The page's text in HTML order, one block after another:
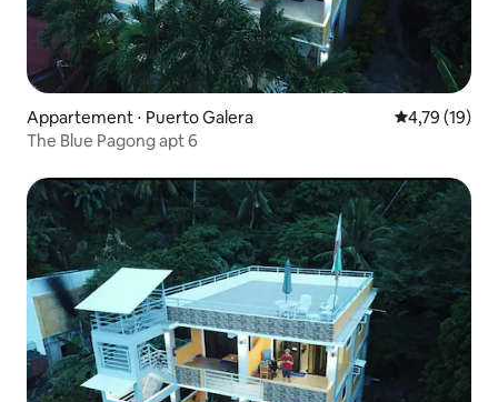
Appartement ⋅ Puerto Galera Évaluation
4,79 (19)
The Blue Pagong apt 6